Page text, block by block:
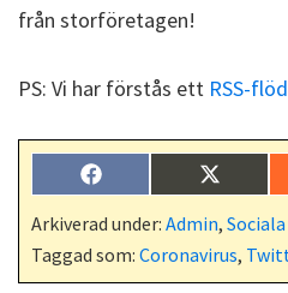
från storföretagen!
PS: Vi har förstås ett RSS-
Dela
på
F
a
c
b
o
Dela
på
X
(
T
w
i
t
Arkiverad under: Admin,
Taggad som: Coronavirus,